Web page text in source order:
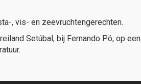
, vis- en zeevruchtengerechten.
Setúbal, bij Fernando Pó, op